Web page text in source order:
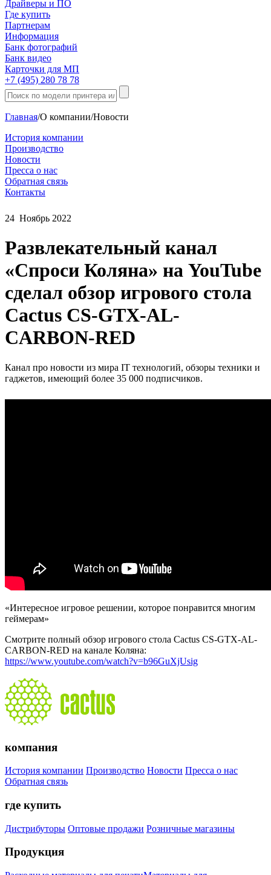
Драйверы и ПО
Где купить
Партнерам
Информация
Банк фотографий
Банк видео
Карточки для МП
+7 (495) 280 78 78
Главная/О компании/Новости
История компании
Производство
Новости
Пресса о нас
Обратная связь
Контакты
24 Ноябрь 2022
Развлекательный канал
«Спроси Коляна» на YouTube
сделал обзор игрового стола
Cactus CS-GTX-AL-
CARBON-RED
Канал про новости из мира IT технологий, обзоры техники и
гаджетов, имеющий более 35 000 подписчиков.
«Интересное игровое решении, которое понравится многим
геймерам»
Смотрите полный обзор игрового стола Cactus CS-GTX-AL-
CARBON-RED на канале Коляна:
https://www.youtube.com/watch?v=b96GuXjUsig
компания
История компании Производство Новости Пресса о нас
Обратная связь
где купить
Дистрибуторы Оптовые продажи Розничные магазины
Продукция